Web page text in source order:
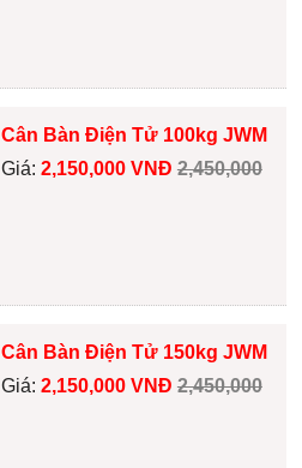
Cân Bàn Điện Tử 100kg JWM
Giá: 2,150,000 VNĐ 2,450,000
Cân Bàn Điện Tử 150kg JWM
Giá: 2,150,000 VNĐ 2,450,000